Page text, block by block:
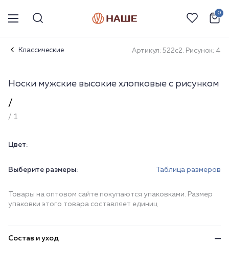
0
Классические Артикул: 522с2. Рисунок: 4
Носки мужские высокие хлопковые с рисунком
/
/ 1
Цвет:
Выберите размеры: Таблица размеров
Товары на оптовом сайте покупаются упаковками. Размер
упаковки этого товара составляет единиц
Состав и уход